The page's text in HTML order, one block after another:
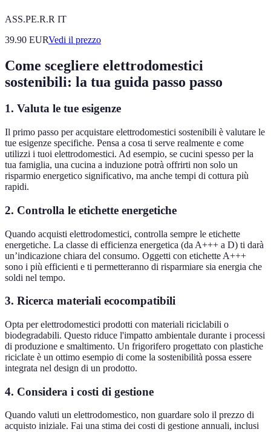
ASS.PE.R.R IT
39.90 EURVedi il prezzo
Come scegliere elettrodomestici
sostenibili: la tua guida passo passo
1. Valuta le tue esigenze
Il primo passo per acquistare elettrodomestici sostenibili è valutare le
tue esigenze specifiche. Pensa a cosa ti serve realmente e come
utilizzi i tuoi elettrodomestici. Ad esempio, se cucini spesso per la
tua famiglia, una cucina a induzione potrà offrirti non solo un
risparmio energetico significativo, ma anche tempi di cottura più
rapidi.
2. Controlla le etichette energetiche
Quando acquisti elettrodomestici, controlla sempre le etichette
energetiche. La classe di efficienza energetica (da A+++ a D) ti darà
un’indicazione chiara del consumo. Oggetti con etichette A+++
sono i più efficienti e ti permetteranno di risparmiare sia energia che
soldi nel tempo.
3. Ricerca materiali ecocompatibili
Opta per elettrodomestici prodotti con materiali riciclabili o
biodegradabili. Questo riduce l'impatto ambientale durante i processi
di produzione e smaltimento. Un frigorifero progettato con plastiche
riciclate è un ottimo esempio di come la sostenibilità possa essere
integrata nel design di un prodotto.
4. Considera i costi di gestione
Quando valuti un elettrodomestico, non guardare solo il prezzo di
acquisto iniziale. Fai una stima dei costi di gestione annuali, inclusi